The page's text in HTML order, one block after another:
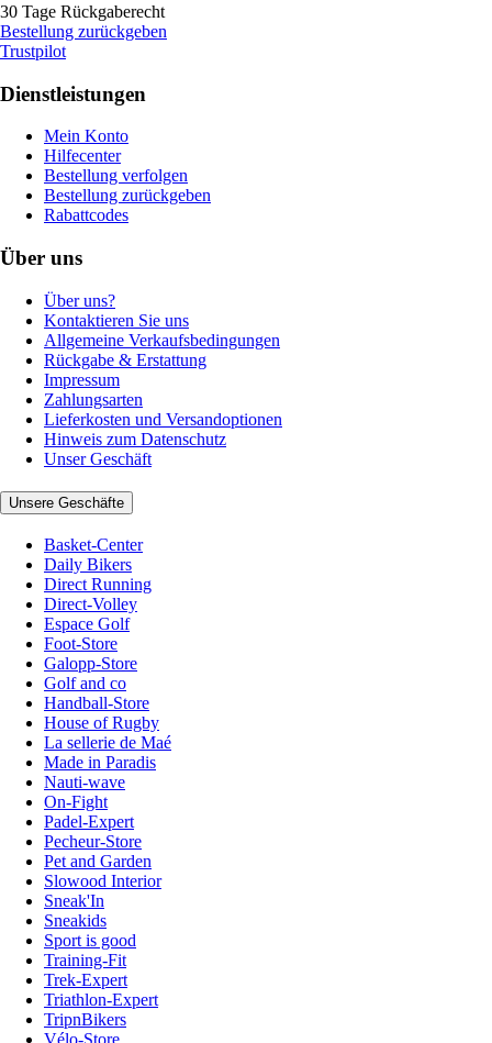
30 Tage Rückgaberecht
Bestellung zurückgeben
Trustpilot
Dienstleistungen
Mein Konto
Hilfecenter
Bestellung verfolgen
Bestellung zurückgeben
Rabattcodes
Über uns
Über uns?
Kontaktieren Sie uns
Allgemeine Verkaufsbedingungen
Rückgabe & Erstattung
Impressum
Zahlungsarten
Lieferkosten und Versandoptionen
Hinweis zum Datenschutz
Unser Geschäft
Unsere Geschäfte
Basket-Center
Daily Bikers
Direct Running
Direct-Volley
Espace Golf
Foot-Store
Galopp-Store
Golf and co
Handball-Store
House of Rugby
La sellerie de Maé
Made in Paradis
Nauti-wave
On-Fight
Padel-Expert
Pecheur-Store
Pet and Garden
Slowood Interior
Sneak'In
Sneakids
Sport is good
Training-Fit
Trek-Expert
Triathlon-Expert
TripnBikers